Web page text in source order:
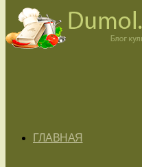
ГЛАВНАЯ